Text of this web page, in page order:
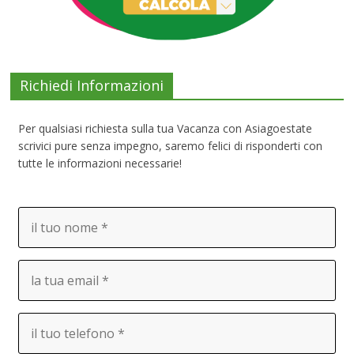
Richiedi Informazioni
Per qualsiasi richiesta sulla tua Vacanza con Asiagoestate
scrivici pure senza impegno, saremo felici di risponderti con
tutte le informazioni necessarie!